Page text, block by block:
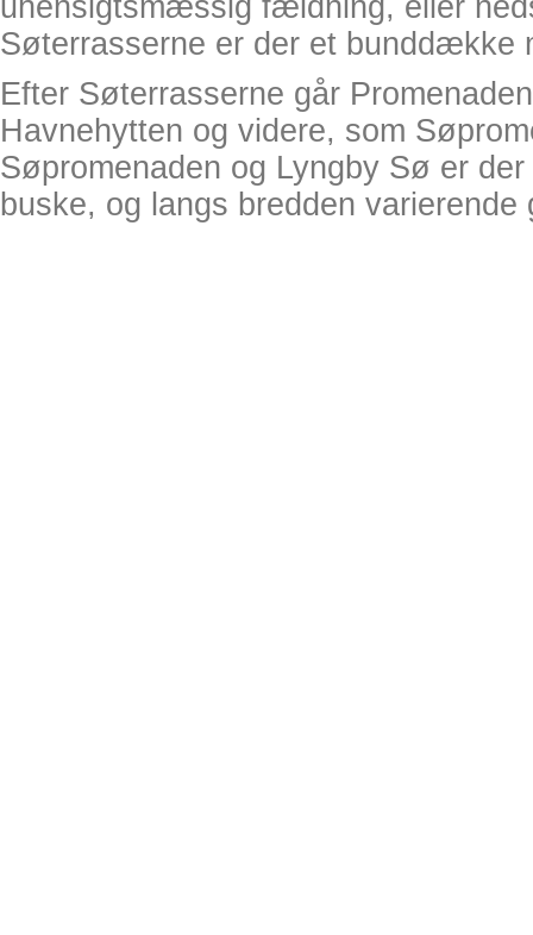
uhensigtsmæssig fældning, eller
Søterrasserne er der et bunddække
Efter Søterrasserne går
Havnehytten og videre, som
Søpromenaden og Lyngby Sø er
buske, og langs bredden varierende